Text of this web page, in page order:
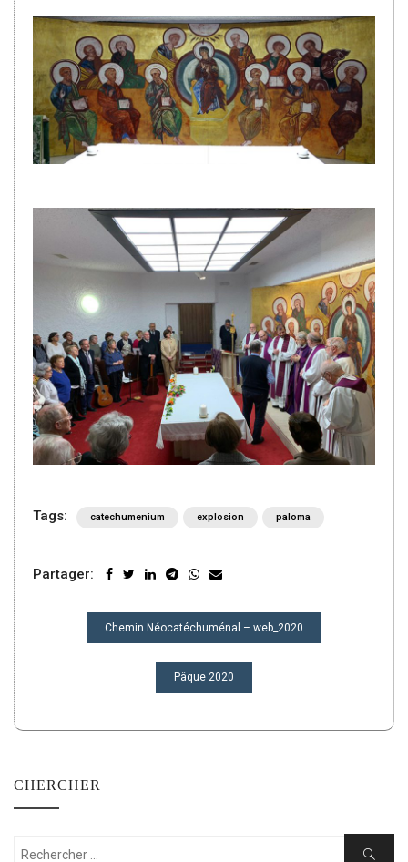
Tags: catechumenium explosion paloma
Partager:
NAVIGATIONChemin Néocatéchuménal – web_2020
Pâque 2020
CHERCHER
Rechercher:
Chercher